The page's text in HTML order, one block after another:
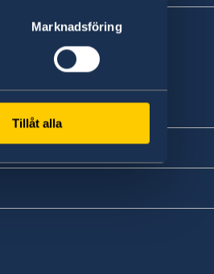
Marknadsföring
Tillåt alla